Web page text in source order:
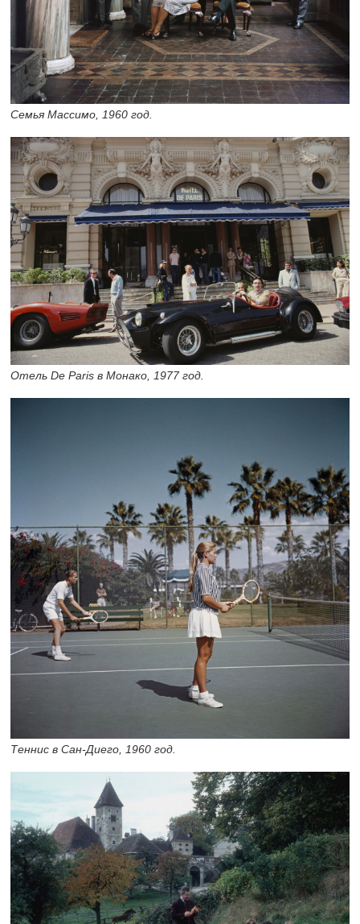
Семья Массимо, 1960 год.
Отель De Paris в Монако, 1977 год.
Теннис в Сан-Диего, 1960 год.